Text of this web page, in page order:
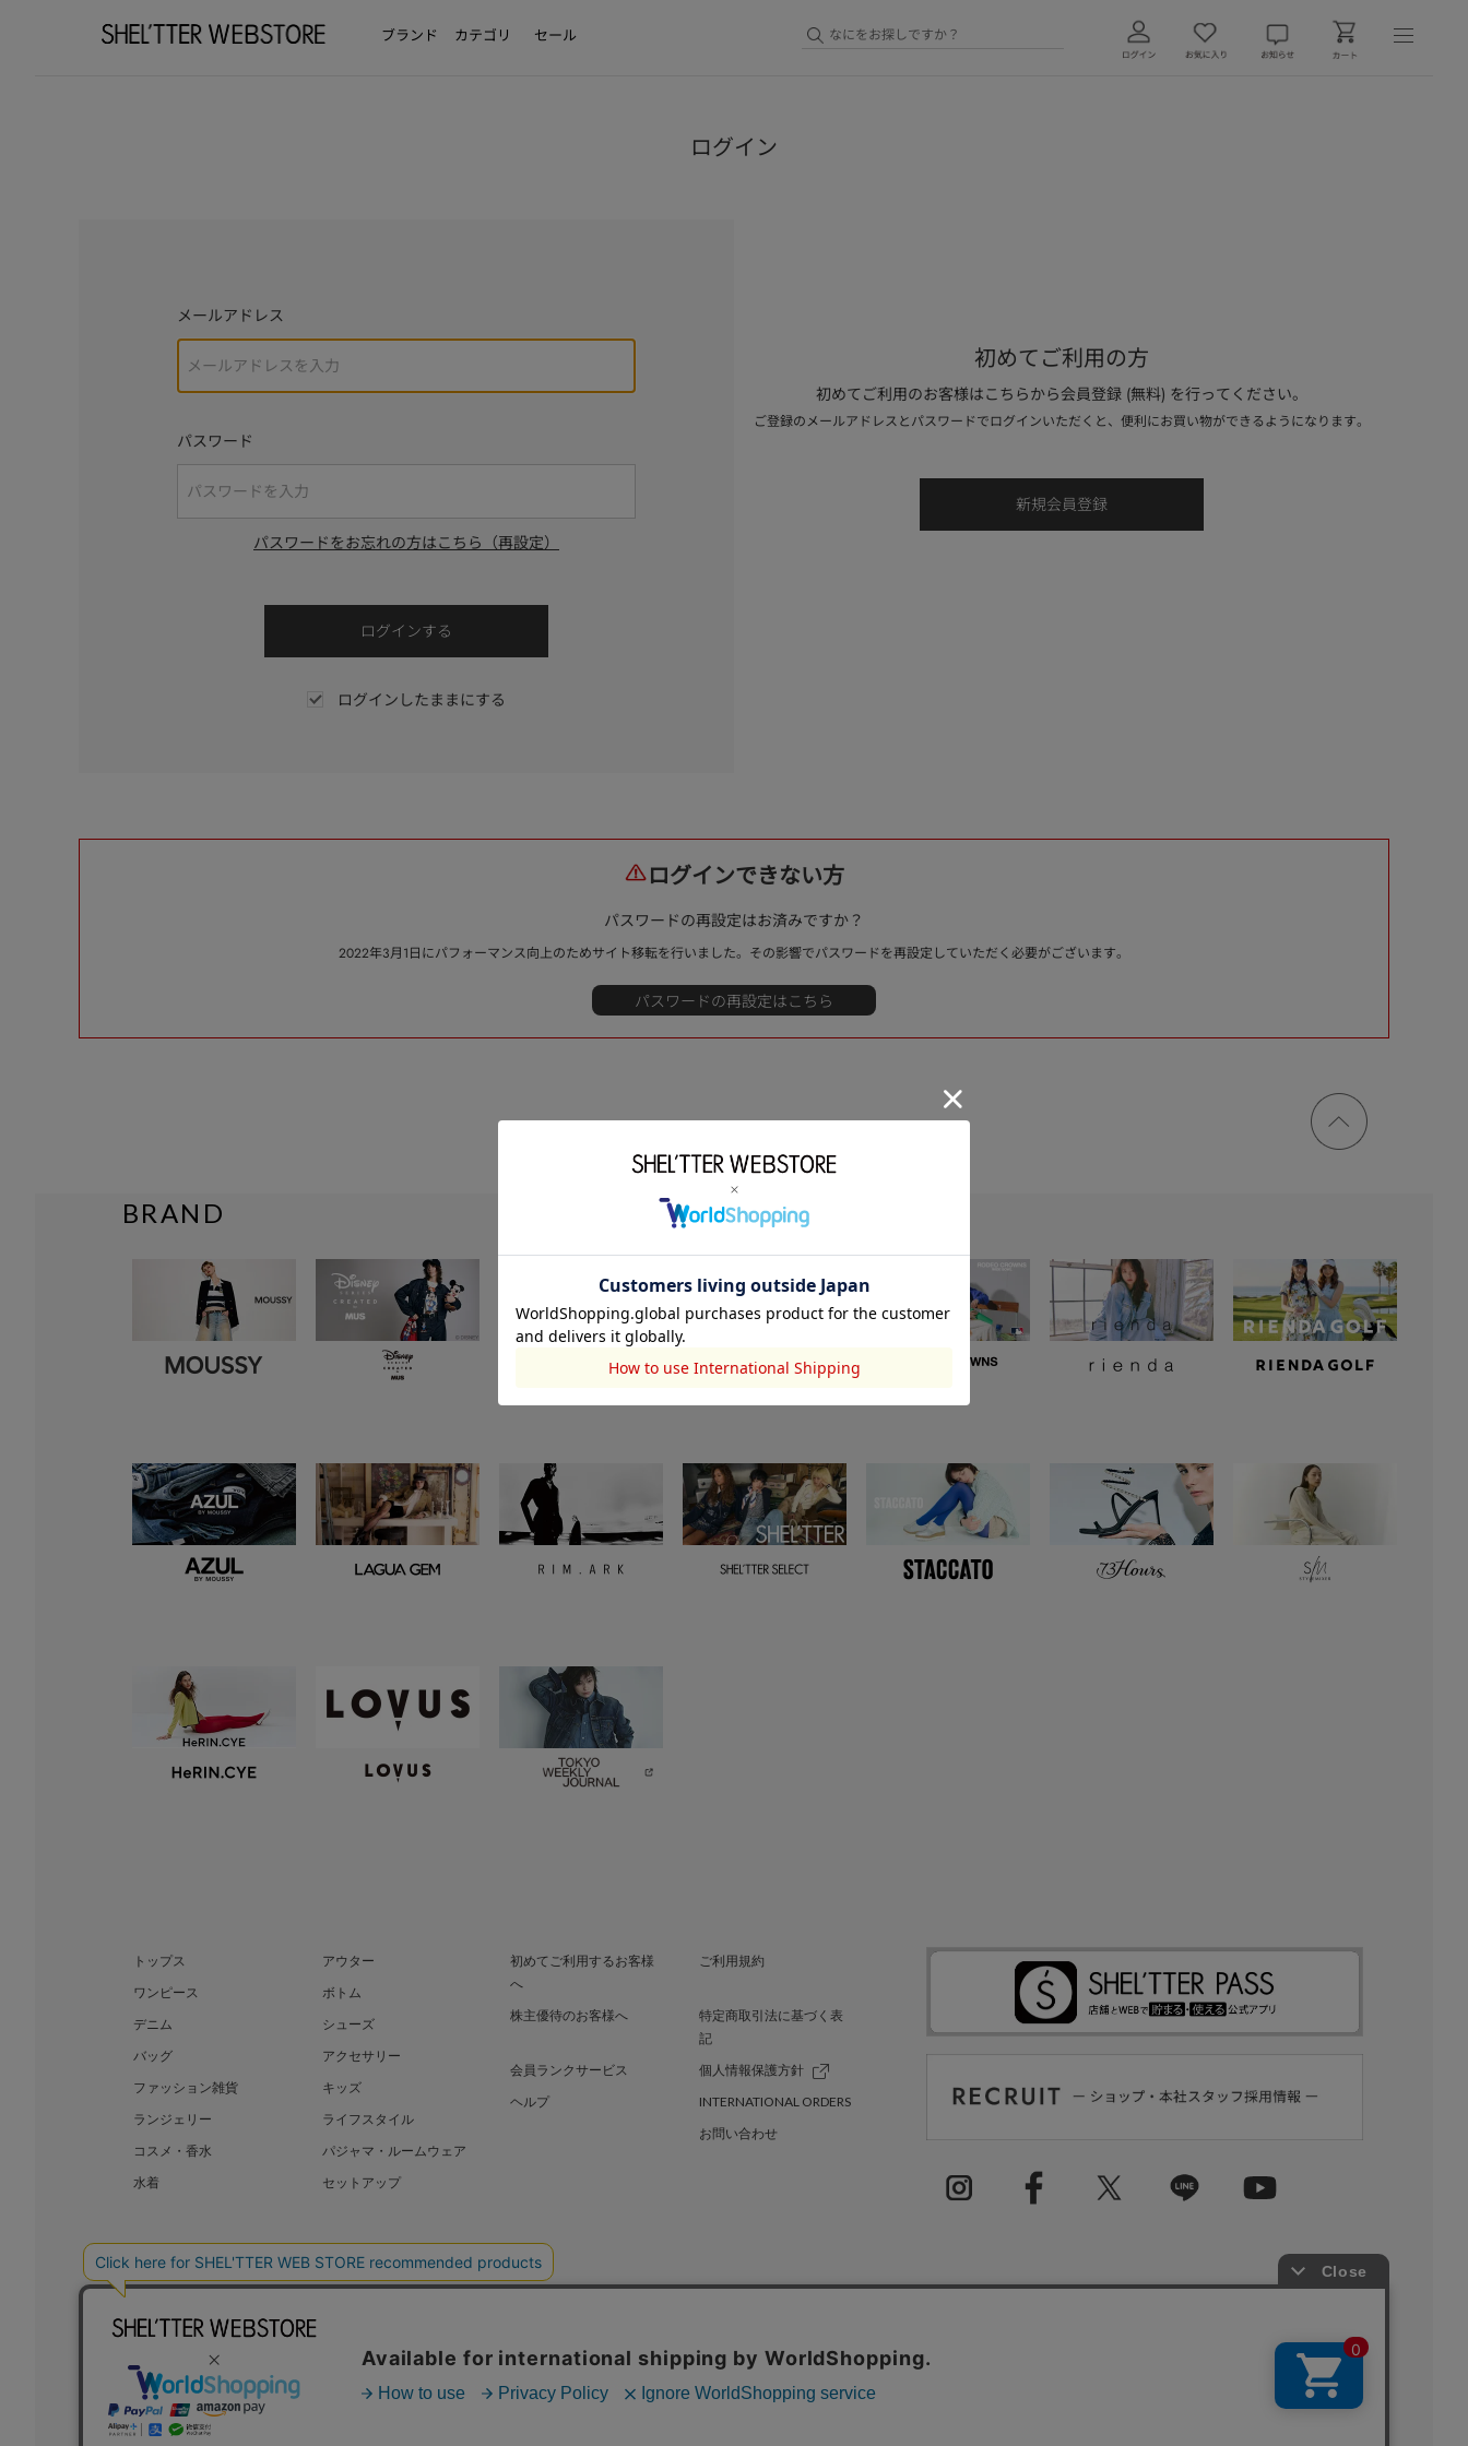
ブランド カテゴリ セール
ログイン
メールアドレス
パスワード
パスワードをお忘れの方はこちら（再設定）
ログインしたままにする
初めてご利用の方
初めてご利用のお客様はこちらから会員登録 (無料) を行ってください。
ご登録のメールアドレスとパスワードでログインいただくと、便利にお買い物ができるようになります。
ログインできない方
パスワードの再設定はお済みですか？
2022年3月1日にパフォーマンス向上のためサイト移転を行いました。その影響でパスワードを再設定していただく必要がございます。
ページ
トップ
BRAND
トップス
アウター
ワンピース
ボトム
デニム
シューズ
バッグ
アクセサリー
ファッション雑貨
キッズ
ランジェリー
ライフスタイル
コスメ・香水
パジャマ・ルームウェア
水着
セットアップ
初めてご利用するお客様
へ
ご利用規約
株主優待のお客様へ
特定商取引法に基づく表
記
会員ランクサービス
個人情報保護方針
ヘルプ
INTERNATIONAL ORDERS
お問い合わせ
BAROQUE JAPAN LIMITED SHEL’TTER GREEN 採用情報
COPYRIGHT © BAROQUE JAPAN LIMITED ALL RIGHTS RESERVED.